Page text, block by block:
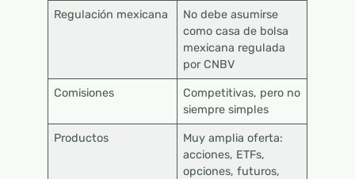
Regulación mexicana
No debe asumirse
como casa de bolsa
mexicana regulada
por CNBV
Comisiones
Competitivas, pero no
siempre simples
Productos
Muy amplia oferta:
acciones, ETFs,
opciones, futuros,